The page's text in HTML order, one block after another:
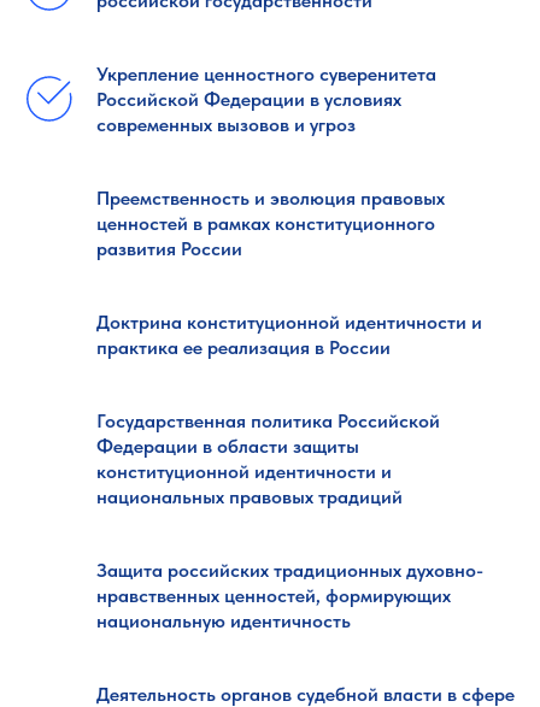
Укрепление ценностного суверенитета
Российской Федерации в условиях
современных вызовов и угроз
Преемственность и эволюция правовых
ценностей в рамках конституционного
развития России
Доктрина конституционной идентичности и
практика ее реализация в России
Государственная политика Российской
Федерации в области защиты
конституционной идентичности и
национальных правовых традиций
Защита российских традиционных духовно-
нравственных ценностей, формирующих
национальную идентичность
Деятельность органов судебной власти в сфере